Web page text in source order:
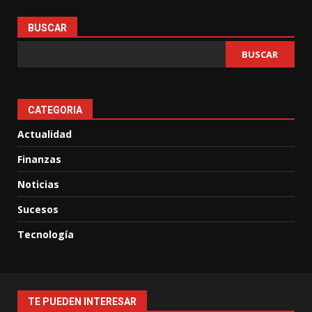
BUSCAR
BUSCAR
CATEGORIA
Actualidad
Finanzas
Noticias
Sucesos
Tecnología
TE PUEDEN INTERESAR